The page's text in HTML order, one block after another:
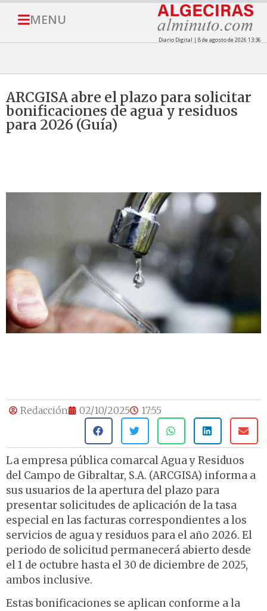
MENU
Diario Digital | 8 de agosto de 2026 13:36
ARCGISA abre el plazo para solicitar
bonificaciones de agua y residuos
para 2026 (Guía)
Redacción 02/10/2025 17:55
La empresa pública comarcal Agua y Residuos
del Campo de Gibraltar, S.A. (ARCGISA) informa a
sus usuarios de la apertura del plazo para
presentar solicitudes de aplicación de la tasa
especial en las facturas correspondientes a los
servicios de agua y residuos para el año 2026. El
periodo de solicitud permanecerá abierto desde
el 1 de octubre hasta el 30 de diciembre de 2025,
ambos inclusive.
Estas bonificaciones se aplican conforme a la